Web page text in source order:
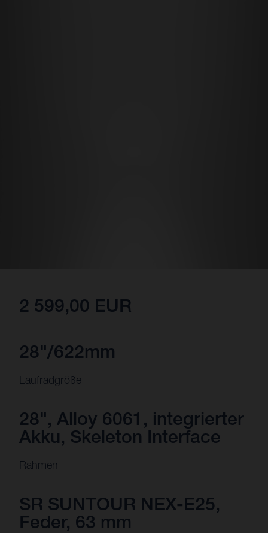
2 599,00 EUR
28"/622mm
Laufradgröße
28", Alloy 6061, integrierter
Akku, Skeleton Interface
Rahmen
SR SUNTOUR NEX-E25,
Feder, 63 mm